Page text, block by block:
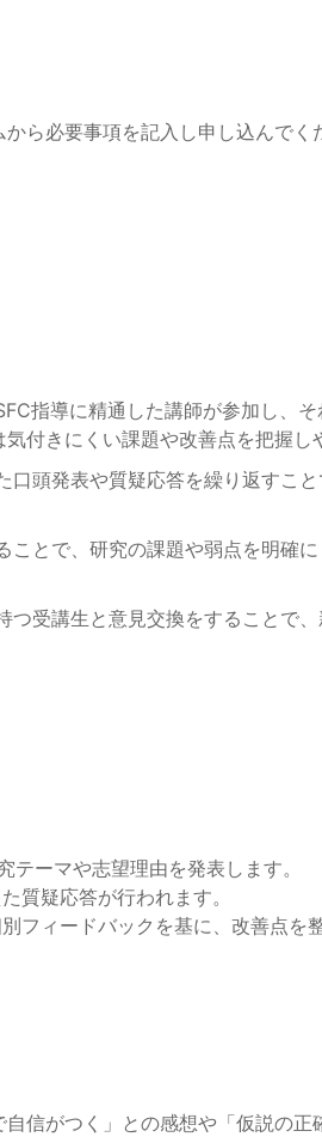
ら必要事項を記入し申し込んで
指導に精通した講師が参加し、
付きにくい課題や改善点を把握し
口頭発表や質疑応答を繰り返すこ
ことで、研究の課題や弱点を明確
つ受講生と意見交換をすることで
テーマや志望理由を発表します。
質疑応答が行われます。
フィードバックを基に、改善点を
信がつく」との感想や「仮説の